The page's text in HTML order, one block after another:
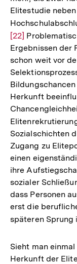
Elitestudie
[22]
Ergebnissen der
schon weit vor
Herkunft
Sozialschichten
Zugang zu
einen
ihre
sozialer
dass Personen
erst die
späteren Sprung
Sieht man
Herkunft der